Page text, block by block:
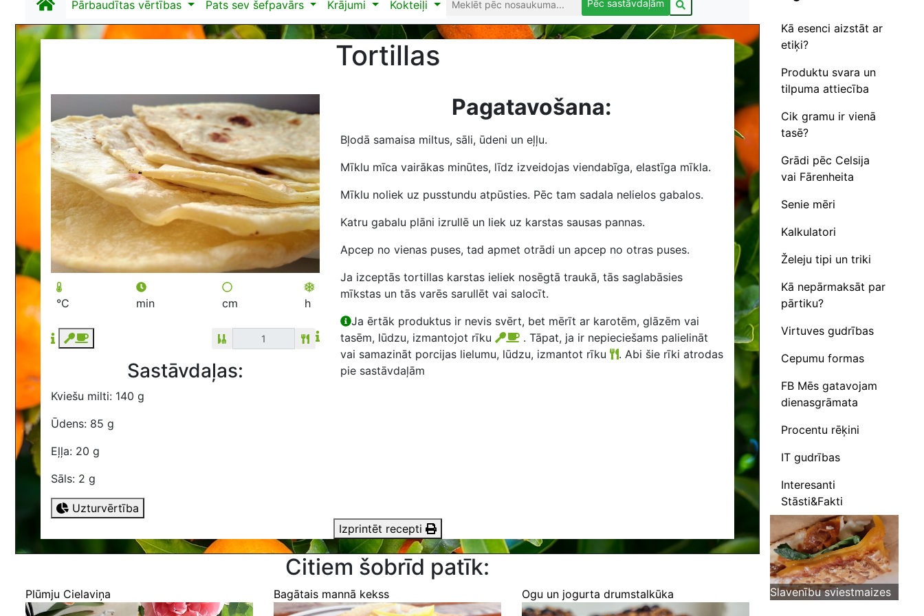
Pārbaudītas vērtības Pats sev šefpavārs Krājumi Kokteiļi Pēc sastāvdaļām
Tortillas
°C min cm h
Sastāvdaļas:
Kviešu milti: 140 g
Ūdens: 85 g
Eļļa: 20 g
Sāls: 2 g
Uzturvērtība
Pagatavošana:
Bļodā samaisa miltus, sāli, ūdeni un eļļu.
Mīklu mīca vairākas minūtes, līdz izveidojas viendabīga, elastīga mīkla.
Mīklu noliek uz pusstundu atpūsties. Pēc tam sadala nelielos gabalos.
Katru gabalu plāni izrullē un liek uz karstas sausas pannas.
Apcep no vienas puses, tad apmet otrādi un apcep no otras puses.
Ja izceptās tortillas karstas ieliek nosēgtā traukā, tās saglabāsies
mīkstas un tās varēs sarullēt vai salocīt.
Ja ērtāk produktus ir nevis svērt, bet mērīt ar karotēm, glāzēm vai
tasēm, lūdzu, izmantojot rīku
. Tāpat, ja ir nepieciešams palielināt
vai samazināt porcijas lielumu, lūdzu, izmantot rīku
. Abi šie rīki atrodas
pie sastāvdaļām
Izprintēt recepti
Citiem šobrīd patīk:
Plūmju Cielaviņa Bagātais mannā kekss Ogu un jogurta drumstalkūka
Kā esenci aizstāt ar
etiķi?
Produktu svara un
tilpuma attiecība
Cik gramu ir vienā
tasē?
Grādi pēc Celsija
vai Fārenheita
Senie mēri
Kalkulatori
Želeju tipi un triki
Kā nepārmaksāt par
pārtiku?
Virtuves gudrības
Cepumu formas
FB Mēs gatavojam
dienasgrāmata
Procentu rēķini
IT gudrības
Interesanti
Stāsti&Fakti
Slavenību sviestmaizes